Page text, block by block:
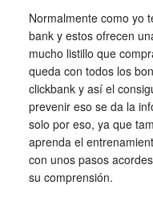
Normalmente como yo
bank y estos ofrecen
mucho listillo que
queda con todos los
clickbank y así el
prevenir eso se da la
solo por eso, ya que
aprenda el
con unos pasos
su comprensión.